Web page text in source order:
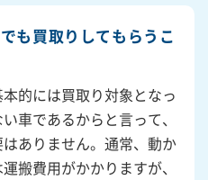
も買取りしてもらうこ
的には買取り対象となっ
車であるからと言って、
ありません。通常、動か
搬費用がかかりますが、